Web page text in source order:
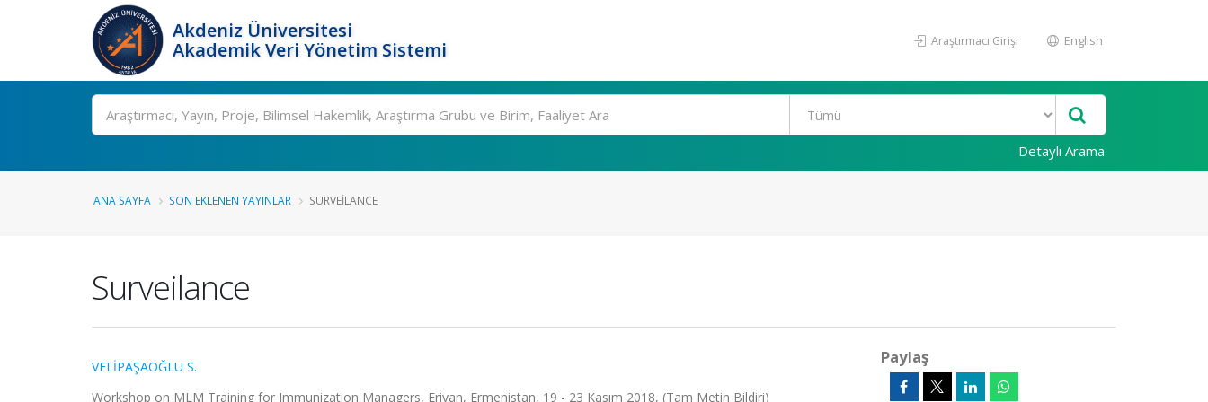
Akdeniz Üniversitesi
Akademik Veri Yönetim Sistemi
Araştırmacı Girişi English
Ara
Detaylı Arama
ANA SAYFA SON EKLENEN YAYINLAR SURVEILANCE
Surveilance
VELİPAŞAOĞLU S.
Workshop on MLM Training for Immunization Managers, Erivan, Ermenistan, 19 - 23 Kasım 2018, (Tam Metin Bildiri)
Paylaş